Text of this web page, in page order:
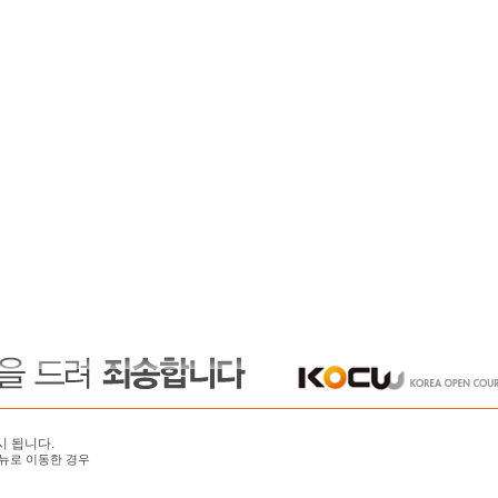
됩니다.
로 이동한 경우